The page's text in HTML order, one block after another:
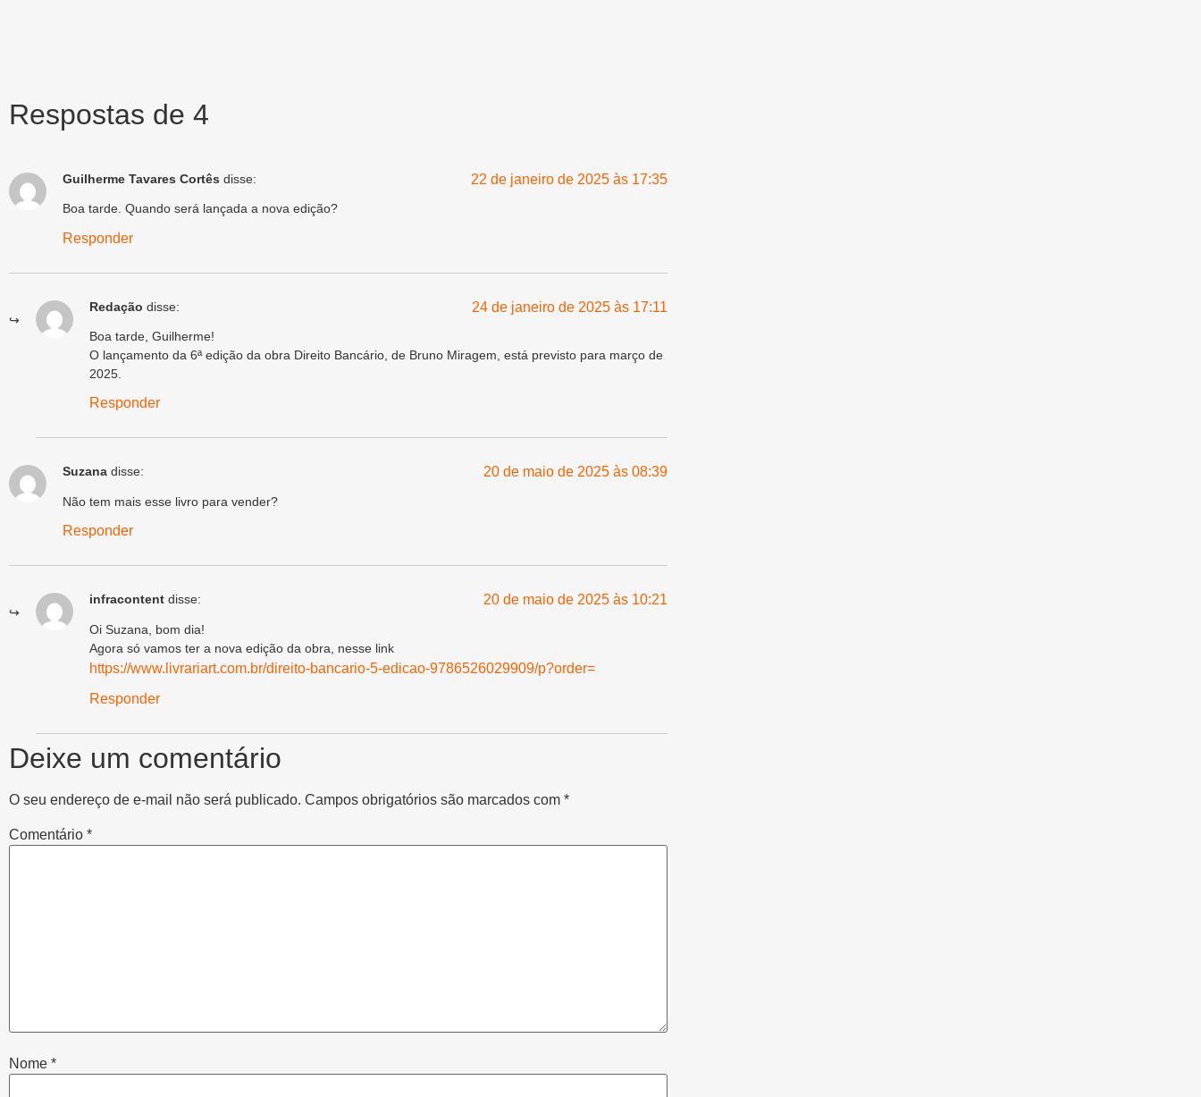
Respostas de 4
Guilherme Tavares Cortês disse: 22 de janeiro de 2025 às 17:35
Boa tarde. Quando será lançada a nova edição?
Responder
Redação disse: 24 de janeiro de 2025 às 17:11
Boa tarde, Guilherme!
O lançamento da 6ª edição da obra Direito Bancário, de Bruno Miragem, está previsto para março de
2025.
Responder
Suzana disse: 20 de maio de 2025 às 08:39
Não tem mais esse livro para vender?
Responder
infracontent disse: 20 de maio de 2025 às 10:21
Oi Suzana, bom dia!
Agora só vamos ter a nova edição da obra, nesse link
https://www.livrariart.com.br/direito-bancario-5-edicao-9786526029909/p?order=
Responder
Deixe um comentário
O seu endereço de e-mail não será publicado. Campos obrigatórios são marcados com *
Comentário *
Nome *